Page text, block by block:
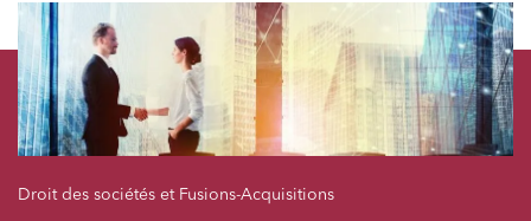
Droit des sociétés et Fusions-Acquisitions